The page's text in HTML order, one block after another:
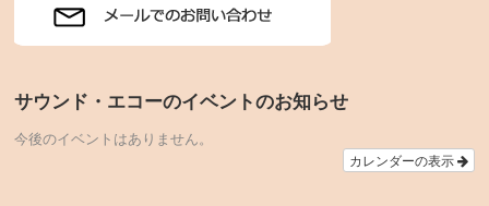
サウンド・エコーのイベントのお知らせ
今後のイベントはありません。
カレンダーの表示